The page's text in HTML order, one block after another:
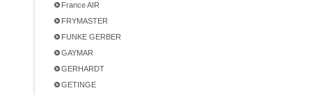
France AIR
FRYMASTER
FUNKE GERBER
GAYMAR
GERHARDT
GETINGE